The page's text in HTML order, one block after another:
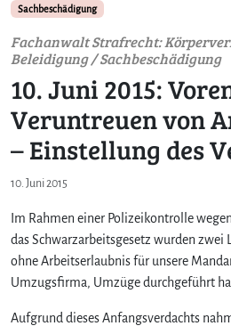
Sachbeschädigung
Fachanwalt Strafrecht:
Beleidigung / Sachbeschädigung
10. Juni 2015:
Veruntreuen von
– Einstellung des
10. Juni 2015
Im Rahmen einer Polizeikontrolle
das Schwarzarbeitsgesetz wurden zwei
ohne Arbeitserlaubnis für unsere
Umzugsfirma, Umzüge durchgeführt
Aufgrund dieses Anfangsverdachts